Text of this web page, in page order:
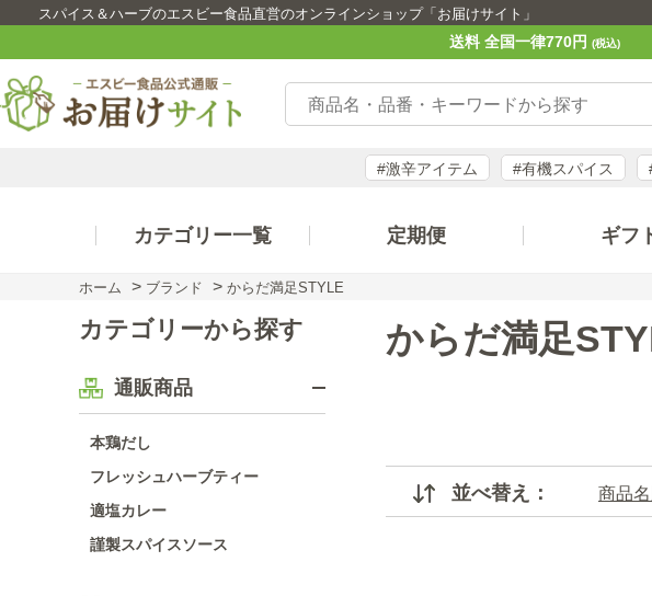
スパイス＆ハーブのエスビー食品直営のオンラインショップ「お届けサイト」
送料 全国一律770円 (税込)
#激辛アイテム #有機スパイス
カテゴリー一覧 定期便 ギフ
ホーム > ブランド > からだ満足STYLE
カテゴリーから探す
通販商品
本鶏だし
フレッシュハーブティー
適塩カレー
謹製スパイスソース
からだ満足
並べ替え： 商品